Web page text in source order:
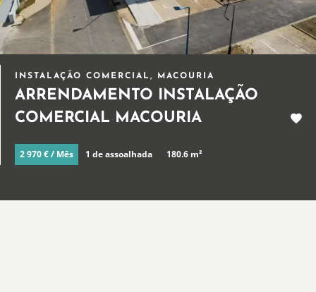
INSTALAÇÃO COMERCIAL, MACOURIA
ARRENDAMENTO INSTALAÇÃO
COMERCIAL MACOURIA
2 970 € / Mês 1 de assoalhada 180.6 m²